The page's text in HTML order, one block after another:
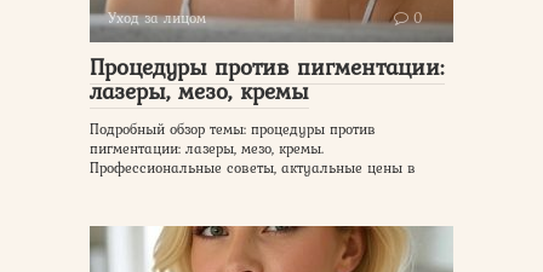
Уход за лицом 0
Процедуры против пигментации:
лазеры, мезо, кремы
Подробный обзор темы: процедуры против
пигментации: лазеры, мезо, кремы.
Профессиональные советы, актуальные цены в